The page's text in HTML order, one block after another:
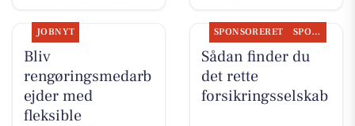
JOBNYT
Bliv
rengøringsmedarb
ejder med
fleksible
SPONSORERET SPONSORERET INDHOLD
Sådan finder du
det rette
forsikringsselskab